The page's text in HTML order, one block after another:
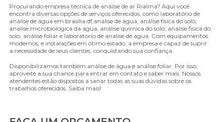
Procurando empresa técnica de análise de ar Rialma? Aqui você
encontra diversas opções de serviços oferecidos, como laboratório de
análise de água em brasília df,análise de água, análise física do solo,
analise microbiologica da agua, análise química do solo, analise fisica do
solo, análise foliar e laboratorio de analise de agua. Com equipamentos
modernos, e instalações em ótimo estado, a empresa é capaz de suprir
a necessidade de seus clientes, conquistando sua confiança.
Disponibilizamos também análise de água e análise foliar. Por isso,
aproveite a sua chance para entrar em contato e saber mais. Nossos
atendentes estão dispostos a sanar todas as suas dúvidas sobre os
trabalhos oferecidos. Saiba mais!